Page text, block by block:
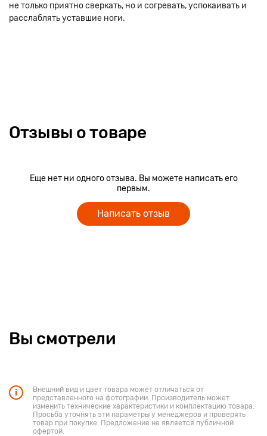
не только приятно сверкать, но и согревать, успокаивать и
расслаблять уставшие ноги.
Отзывы о товаре
Еще нет ни одного отзыва. Вы можете написать его
первым.
Написать отзыв
Вы смотрели
Внешний вид и цвет товара может отличаться от
представленного на фотографии. Производитель может
изменить технические характеристики и комплектацию товара.
Просьба уточнять эти параметры у менеджеров и проверять
товар при покупке. Предложение не является публичной
офертой.